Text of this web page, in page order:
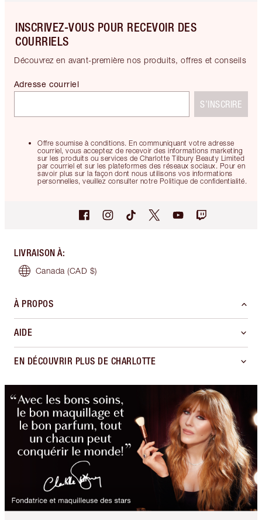
INSCRIVEZ-VOUS POUR RECEVOIR DES
COURRIELS
Découvrez en avant-première nos produits, offres et conseils
Offre soumise à conditions. En communiquant votre adresse
courriel, vous acceptez de recevoir des informations marketing
sur les produits ou services de Charlotte Tilbury Beauty Limited
par courriel et sur les plateformes des réseaux sociaux. Pour en
savoir plus sur la façon dont nous utilisons vos informations
personnelles, veuillez consulter notre Politique de confidentialité.
Adresse courriel
S’INSCRIRE
LIVRAISON À:
Canada (CAD $)
À PROPOS
AIDE
EN DÉCOUVRIR PLUS DE CHARLOTTE